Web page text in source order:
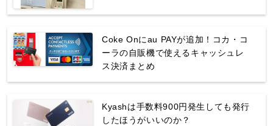
Coke Onにau PAYが追加！コカ・コ
ーラの自販機で使えるキャッシュレ
ス決済まとめ
Kyashは手数料900円発生しても発行
したほうがいいのか？